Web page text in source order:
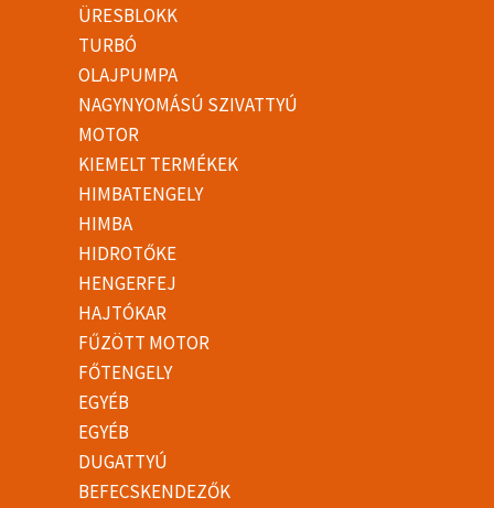
ÜRESBLOKK
TURBÓ
OLAJPUMPA
NAGYNYOMÁSÚ SZIVATTYÚ
MOTOR
KIEMELT TERMÉKEK
HIMBATENGELY
HIMBA
HIDROTŐKE
HENGERFEJ
HAJTÓKAR
FŰZÖTT MOTOR
FŐTENGELY
EGYÉB
EGYÉB
DUGATTYÚ
BEFECSKENDEZŐK